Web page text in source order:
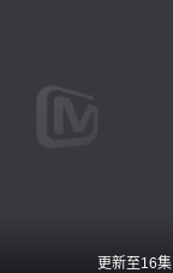
更新至16集